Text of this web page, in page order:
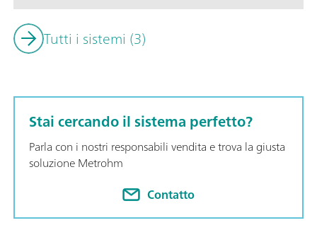
anche delle applicazioni più impegnative. Gli armadi
da combinare ciascun armadio con parte a umido con un
livello (non a contatto) integrato, in modo migliorare il
Process Analyzer permette di eseguire diverse tecniche
del progetto (o tutte le vostre esigenze), sono disponibili
del campione, ad esempio sistemi di raffreddamento o
pressione, filtraggio e tanto altro.
Tutti i sistemi (3)
Stai cercando il sistema perfetto?
Parla con i nostri responsabili vendita e trova la giusta
soluzione Metrohm
Contatto